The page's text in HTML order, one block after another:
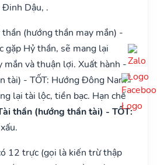
Dậu, .
(hướng thần may mắn) -
gặp Hỷ thần, sẽ mang lại
mắn và thuận lợi. Xuất hành -
tài) - TỐT: Hướng Đông Nam
lại tài lộc, tiền bạc. Hạn chế
thần (hướng thần tài) - TỐT:
12 trực (gọi là kiến trừ thập